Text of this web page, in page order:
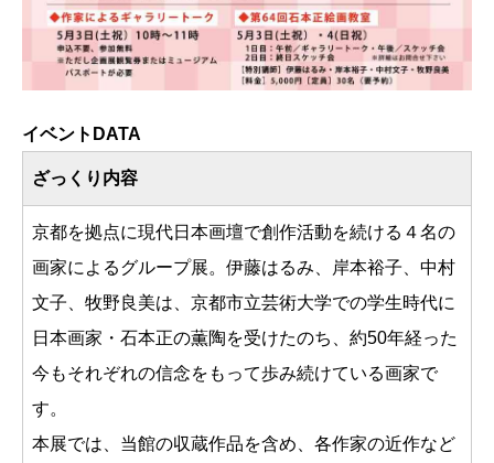
イベントDATA
ざっくり内容
京都を拠点に現代日本画壇で創作活動を続ける４名の
画家によるグループ展。伊藤はるみ、岸本裕子、中村
文子、牧野良美は、京都市立芸術大学での学生時代に
日本画家・石本正の薫陶を受けたのち、約50年経った
今もそれぞれの信念をもって歩み続けている画家で
す。
本展では、当館の収蔵作品を含め、各作家の近作など